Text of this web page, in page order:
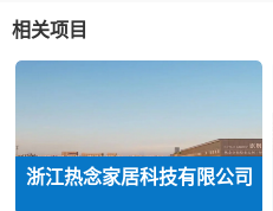
相关项目
浙江热念家居科技有限公司